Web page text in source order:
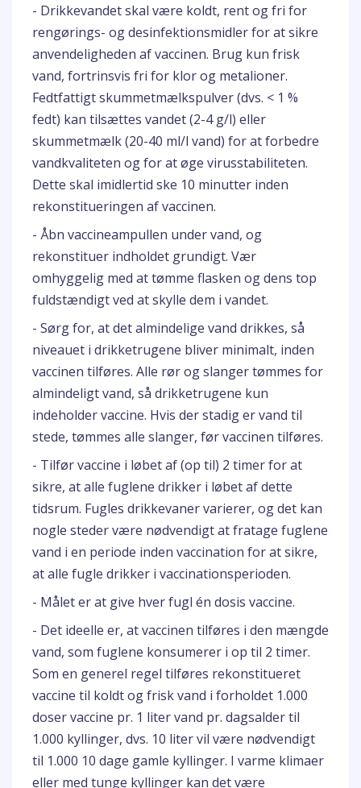
- Drikkevandet skal være koldt, rent og fri for
rengørings- og desinfektionsmidler for at sikre
anvendeligheden af vaccinen. Brug kun frisk
vand, fortrinsvis fri for klor og metalioner.
Fedtfattigt skummetmælkspulver (dvs. < 1 %
fedt) kan tilsættes vandet (2-4 g/l) eller
skummetmælk (20-40 ml/l vand) for at forbedre
vandkvaliteten og for at øge virusstabiliteten.
Dette skal imidlertid ske 10 minutter inden
rekonstitueringen af vaccinen.
- Åbn vaccineampullen under vand, og
rekonstituer indholdet grundigt. Vær
omhyggelig med at tømme flasken og dens top
fuldstændigt ved at skylle dem i vandet.
- Sørg for, at det almindelige vand drikkes, så
niveauet i drikketrugene bliver minimalt, inden
vaccinen tilføres. Alle rør og slanger tømmes for
almindeligt vand, så drikketrugene kun
indeholder vaccine. Hvis der stadig er vand til
stede, tømmes alle slanger, før vaccinen tilføres.
- Tilfør vaccine i løbet af (op til) 2 timer for at
sikre, at alle fuglene drikker i løbet af dette
tidsrum. Fugles drikkevaner varierer, og det kan
nogle steder være nødvendigt at fratage fuglene
vand i en periode inden vaccination for at sikre,
at alle fugle drikker i vaccinationsperioden.
- Målet er at give hver fugl én dosis vaccine.
- Det ideelle er, at vaccinen tilføres i den mængde
vand, som fuglene konsumerer i op til 2 timer.
Som en generel regel tilføres rekonstitueret
vaccine til koldt og frisk vand i forholdet 1.000
doser vaccine pr. 1 liter vand pr. dagsalder til
1.000 kyllinger, dvs. 10 liter vil være nødvendigt
til 1.000 10 dage gamle kyllinger. I varme klimaer
eller med tunge kyllinger kan det være